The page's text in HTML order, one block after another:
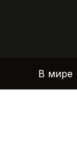
В мире